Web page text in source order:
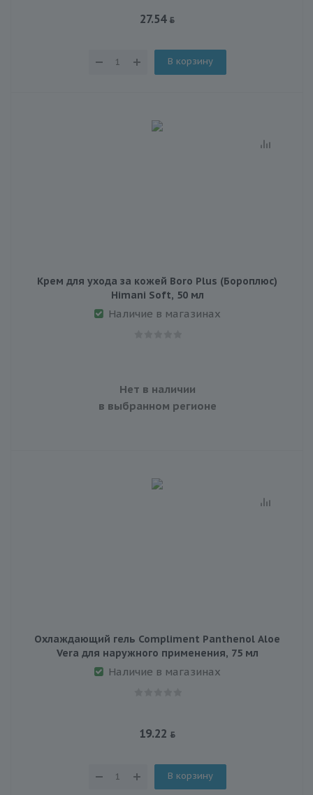
27.54
В корзину
Крем для ухода за кожей Boro Plus (Бороплюс)
Himani Soft, 50 мл
Наличие в магазинах
Нет в наличии
в выбранном регионе
Охлаждающий гель Compliment Panthenol Aloe
Vera для наружного применения, 75 мл
Наличие в магазинах
19.22
В корзину